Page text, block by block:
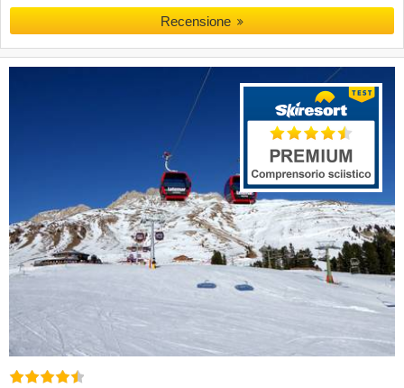
Recensione